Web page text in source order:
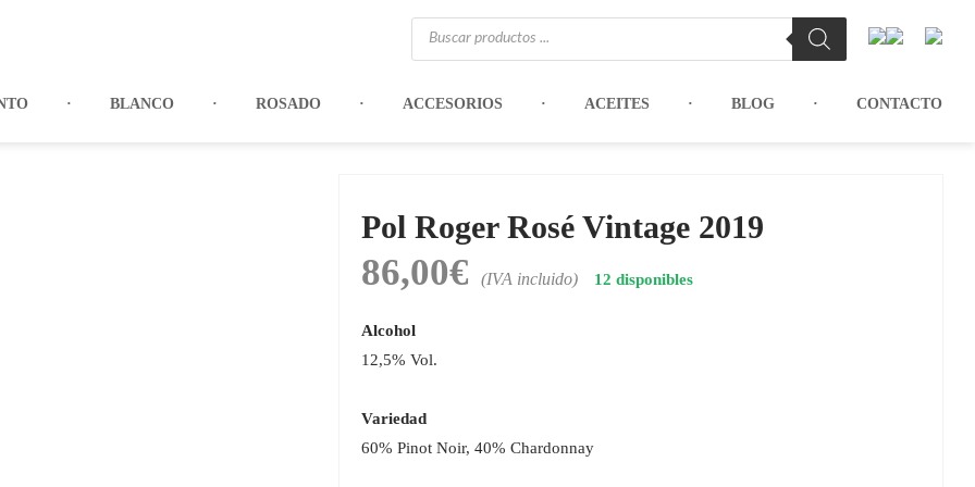
Búsqueda
productos
BLANCO ROSADO ACCESORIOS ACEITES BLOG CONTACTO
Pol Roger Rosé Vintage 2019
86,00€ (IVA incluido) 12 disponibles
Alcohol
12,5% Vol.
Variedad
60% Pinot Noir, 40% Chardonnay